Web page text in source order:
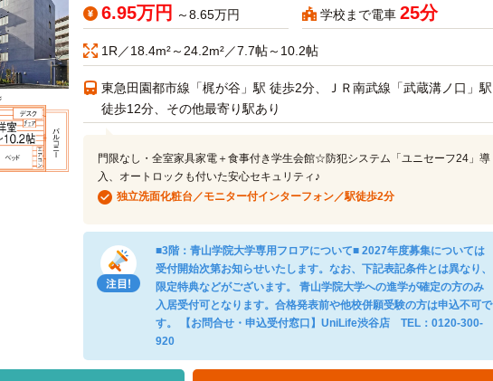
6.95万円 ～8.65万円 学校まで電車 25分
1R／18.4m²～24.2m²／7.7帖～10.2帖
東急田園都市線「梶が谷」駅 徒歩2分、ＪＲ南武線「武蔵溝ノ口」駅
徒歩12分、その他最寄り駅あり
門限なし・全室家具家電＋食事付き学生会館☆防犯システム「ユニセーフ24」導
入、オートロックも付いた安心セキュリティ♪
独立洗面化粧台／モニター付インターフォン／駅徒歩2分
■3階：青山学院大学専用フロアについて■ 2027年度募集については
受付開始次第お知らせいたします。なお、下記表記条件とは異なり、
限定特典などがございます。 青山学院大学への進学が確定の方のみ
入居受付可となります。合格発表前や他校併願受験の方は申込不可で
す。 【お問合せ・申込受付窓口】UniLife渋谷店 TEL：0120-300-
920